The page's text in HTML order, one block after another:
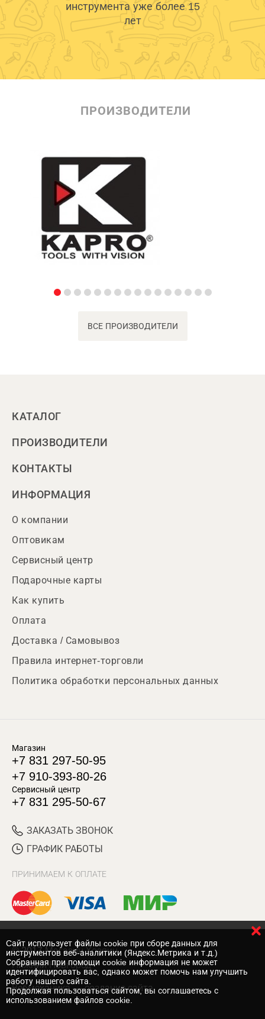
инструмента уже более 15
лет
ПРОИЗВОДИТЕЛИ
ВСЕ ПРОИЗВОДИТЕЛИ
КАТАЛОГ
ПРОИЗВОДИТЕЛИ
КОНТАКТЫ
ИНФОРМАЦИЯ
О компании
Оптовикам
Сервисный центр
Подарочные карты
Как купить
Оплата
Доставка / Самовывоз
Правила интернет-торговли
Политика обработки персональных данных
Магазин
+7 831 297-50-95
+7 910-393-80-26
Сервисный центр
+7 831 295-50-67
ЗАКАЗАТЬ ЗВОНОК
ГРАФИК РАБОТЫ
ПРИНИМАЕМ К ОПЛАТЕ
© 2017 Магазин Хозяин
Нижний Новгород
Вебмеханика — создание сайта
Cайт использует файлы cookie при сборе данных для
инструментов веб-аналитики (Яндекс.Метрика и т.д.)
Собранная при помощи cookie информация не может
идентифицировать вас, однако может помочь нам улучшить
работу нашего сайта.
Продолжая пользоваться сайтом, вы соглашаетесь с
использованием файлов cookie.